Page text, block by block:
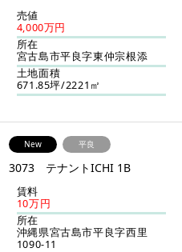
売値
4,000万円
所在
宮古島市平良字東仲宗根添
土地面積
671.85坪/2221㎡
New 平良
3073 テナントICHI 1B
賃料
10万円
所在
沖縄県宮古島市平良字西里
1090-11